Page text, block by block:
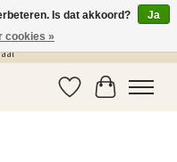
dé plek voor MONIN siropen, bar
Verlanglijst
Is dat akkoord?
Ja
cookies »